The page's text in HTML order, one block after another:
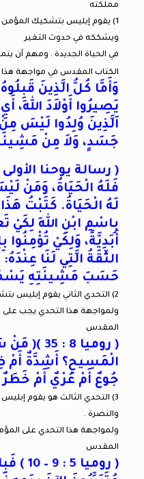
مملكته
1) يقوم إبليس بتشكيك المؤمن
ويشككه في حدوث التغير
في الحياة الجديدة . ومهم أن
الكتاب المقدس في مواجهة هذا
وَأَمَّا كُلُّ الَّذِينَ
يَصِيرُوا أَوْلاَدَ
اَلَّذِينَ وُلِدُوا لَيْسَ
جَسَدٍ، وَلاَ مِنْ
فَلَهُ الْحَيَاةُ، وَمَنْ
لَهُ الْحَيَاةُ. كَتَبْتُ
بِاسْمِ ابْنِ اللهِ لِكَيْ
أَبَدِيَّةً، وَلِكَيْ
الثِّقَةُ الَّتِي لَنَا
حَسَبَ مَشِيئَتِهِ
2) التحدي الثاني يقوم إبليس بتشكيك المؤمن في محبة رعاية الله له .
ولمواجهة هذا التحدي يجب على
المقدس
( روميا
الْمَسِيحِ؟ أَشِدَّةٌ أَمْ
جُوعٌ أَمْ عُرْيٌ أَمْ
3) التحدي الثالث هو يقوم
والنصرة .
ولمواجهة هذا التحدي على
المقدس
( روميا